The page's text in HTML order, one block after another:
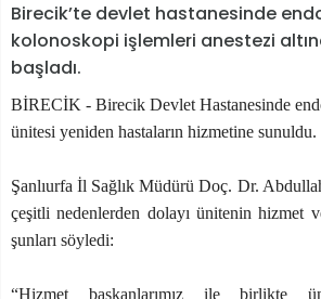
Birecik’te devlet hastanesinde
kolonoskopi işlemleri anestezi
başladı.
BİRECİK - Birecik Devlet Hastanesinde
ünitesi yeniden hastaların hizmetine sunuldu.
Şanlıurfa İl Sağlık Müdürü Doç. Dr.
çeşitli nedenlerden dolayı ünitenin hizmet
şunları söyledi:
“Hizmet başkanlarımız ile birlikte